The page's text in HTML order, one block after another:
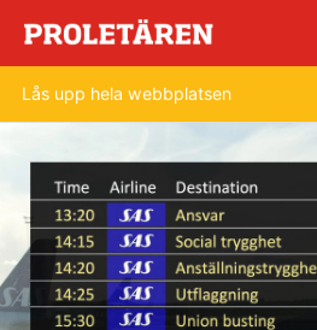
Lås upp hela webbplatsen